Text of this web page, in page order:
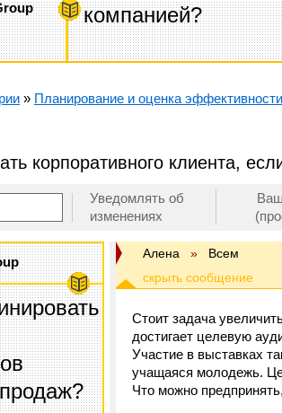
компанией?
» Планирование и оценка
корпоративного клиента,
Уведомлять об
изменениях
Алена » Всем
Стоит задача
достигает целевую
Участие в выставках
учащаяся молодежь.
Что можно